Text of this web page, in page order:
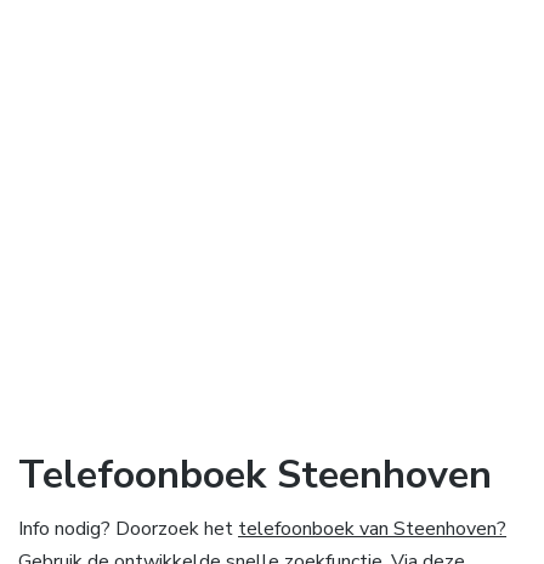
Telefoonboek Steenhoven
Info nodig? Doorzoek het telefoonboek van Steenhoven?